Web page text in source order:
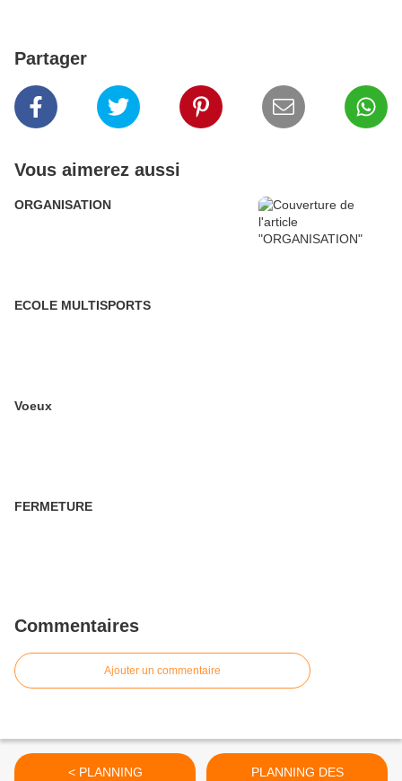
Partager
Vous aimerez aussi
ORGANISATION
ECOLE MULTISPORTS
Voeux
FERMETURE
Commentaires
Ajouter un commentaire
< PLANNING
PLANNING DES